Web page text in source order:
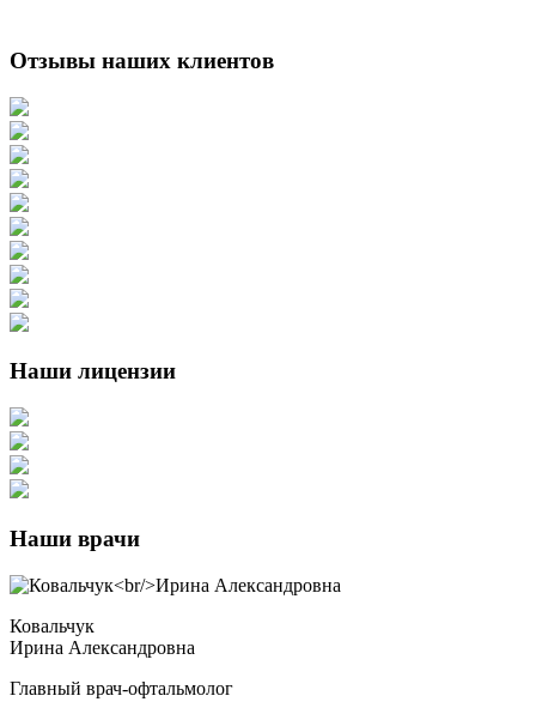
Отзывы наших клиентов
Наши лицензии
Наши врачи
Ковальчук
Ирина Александровна
Главный врач-офтальмолог